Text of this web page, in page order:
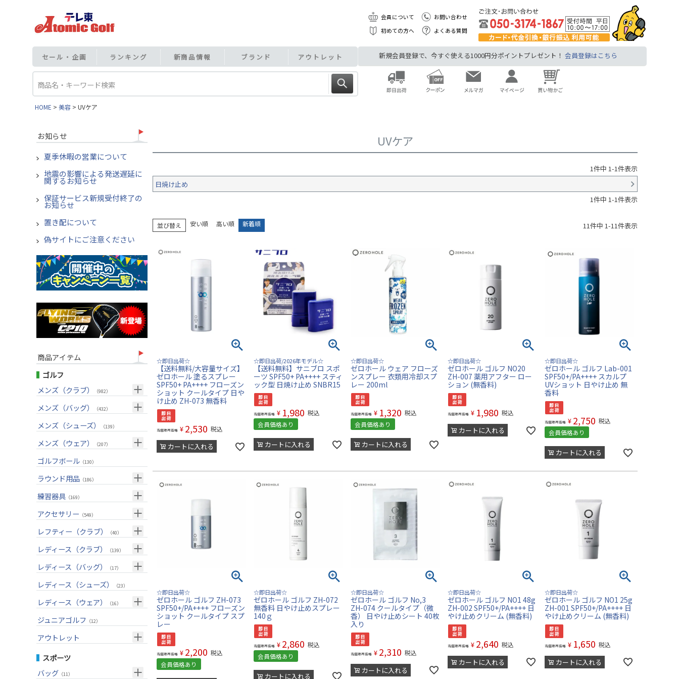
会員について
お問い合わせ
初めての方へ
よくある質問
セール・企画 ランキング 新商品情報 ブランド アウトレット 新規会員登録で、今すぐ使える1000円分ポイントプレゼント！ 会員登録はこちら
HOME 美容 UVケア
お知らせ
夏季休暇の営業について
地震の影響による発送遅延に
関するお知らせ
保証サービス新規受付終了の
お知らせ
置き配について
偽サイトにご注意ください
商品アイテム
ゴルフ
メンズ（クラブ）
（982）
クラブセット(右用)（24）
ドライバー(右用)
フェアウェイウッド(右用)
ウェッジ(右用)
パター(右用)
チッパー(右用)（13）
USモデル（56）
カスタム
メンズ（バッグ） （432）
キャディバッグ（212）
ボストンバッグ
トートバッグ
メンズ（シューズ） （139）
メンズ（ウェア） （207）
トップス（55）
ボトムス（26）
アウター
グローブ
その他
ゴルフボール （130）
ラウンド用品 （186）
GPSナビ（33）
距離測定器
（20）
ネームプレート
傘
練習器具 （169）
パターマット（28）
スイング練習器 （114）
アクセサリー （549）
ヘッドカバー（213）
シューズケース （7）
トラベルケース （20）
サングラス
ネックレス
その他
レフティー（クラブ） （40）
クラブセット(左用) （1）
ドライバー(左用)（4）
フェアウェイウッド(左用)
ウェッジ(左用)
パター(左用)
レディース（クラブ） （139）
クラブセット(女性用) （11）
ドライバー(女性用)（20）
フェアウェイウッド(女性用) （28）
ウェッジ(女性用)
レディース（バッグ） （17）
キャディバッグ （12）
クラブケース （2）
レディース（シューズ） （23）
レディース（ウェア） （16）
トップス（5）
レインウェア
ジュニアゴルフ （12）
アウトレット
クラブセット
ドライバー
スポーツ
バッグ （11）
UVケア
1件中 1-1件表示
日焼け止め
1件中 1-1件表示
並び替え 安い順 高い順 新着順 11件中 1-11件表示
☆即日出荷☆
【送料無料/大容量サイズ】
ゼロホール 塗るスプレー
SPF50+ PA++++ フローズン
ショット クールタイプ 日や
け止め ZH-073 無香料
当店販売価格 ¥ 2,530 税込
カートに入れる
☆即日出荷/2026年モデル☆
【送料無料】サニブロ スポ
ーツ SPF50+ PA++++ スティ
ック型 日焼け止め SNBR15
当店販売価格 ¥ 1,980 税込
会員価格あり
カートに入れる
☆即日出荷☆
ゼロホール ウェア フローズ
ンスプレー 衣類用冷却スプ
レー 200ml
当店販売価格 ¥ 1,320 税込
会員価格あり
カートに入れる
☆即日出荷☆
ゼロホール ゴルフ NO20
ZH-007 薬用アフター ロー
ション (無香料)
当店販売価格 ¥ 1,980 税込
カートに入れる
☆即日出荷☆
ゼロホール ゴルフ Lab-001
SPF50+/PA++++ スカルプ
UVショット 日やけ止め 無
香料
当店販売価格 ¥ 2,750 税込
会員価格あり
カートに入れる
☆即日出荷☆
ゼロホール ゴルフ ZH-073
SPF50+/PA++++ フローズン
ショット クールタイプ スプ
レー
当店販売価格 ¥ 2,200 税込
会員価格あり
☆即日出荷☆
ゼロホール ゴルフ ZH-072
無香料 日やけ止めスプレー
140ｇ
当店販売価格 ¥ 2,860 税込
会員価格あり
カートに入れる
☆即日出荷☆
ゼロホール ゴルフ No,3
ZH-074 クールタイプ（微
香） 日やけ止めシート 40枚
入り
当店販売価格 ¥ 2,310 税込
カートに入れる
☆即日出荷☆
ゼロホール ゴルフ NO1 48g
ZH-002 SPF50+/PA++++ 日
やけ止めクリーム (無香料)
当店販売価格 ¥ 2,640 税込
カートに入れる
☆即日出荷☆
ゼロホール ゴルフ NO1 25g
ZH-001 SPF50+/PA++++ 日
やけ止めクリーム (無香料)
当店販売価格 ¥ 1,650 税込
カートに入れる